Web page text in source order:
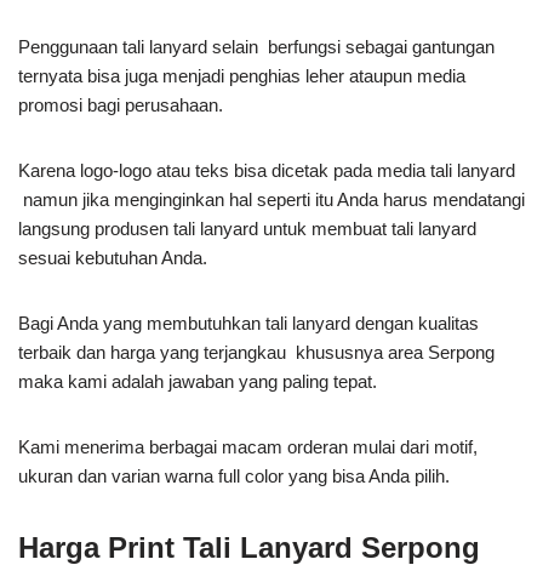
Penggunaan tali lanyard selain berfungsi sebagai gantungan
ternyata bisa juga menjadi penghias leher ataupun media
promosi bagi perusahaan.
Karena logo-logo atau teks bisa dicetak pada media tali lanyard
namun jika menginginkan hal seperti itu Anda harus mendatangi
langsung produsen tali lanyard untuk membuat tali lanyard
sesuai kebutuhan Anda.
Bagi Anda yang membutuhkan tali lanyard dengan kualitas
terbaik dan harga yang terjangkau khususnya area Serpong
maka kami adalah jawaban yang paling tepat.
Kami menerima berbagai macam orderan mulai dari motif,
ukuran dan varian warna full color yang bisa Anda pilih.
Harga Print Tali Lanyard Serpong